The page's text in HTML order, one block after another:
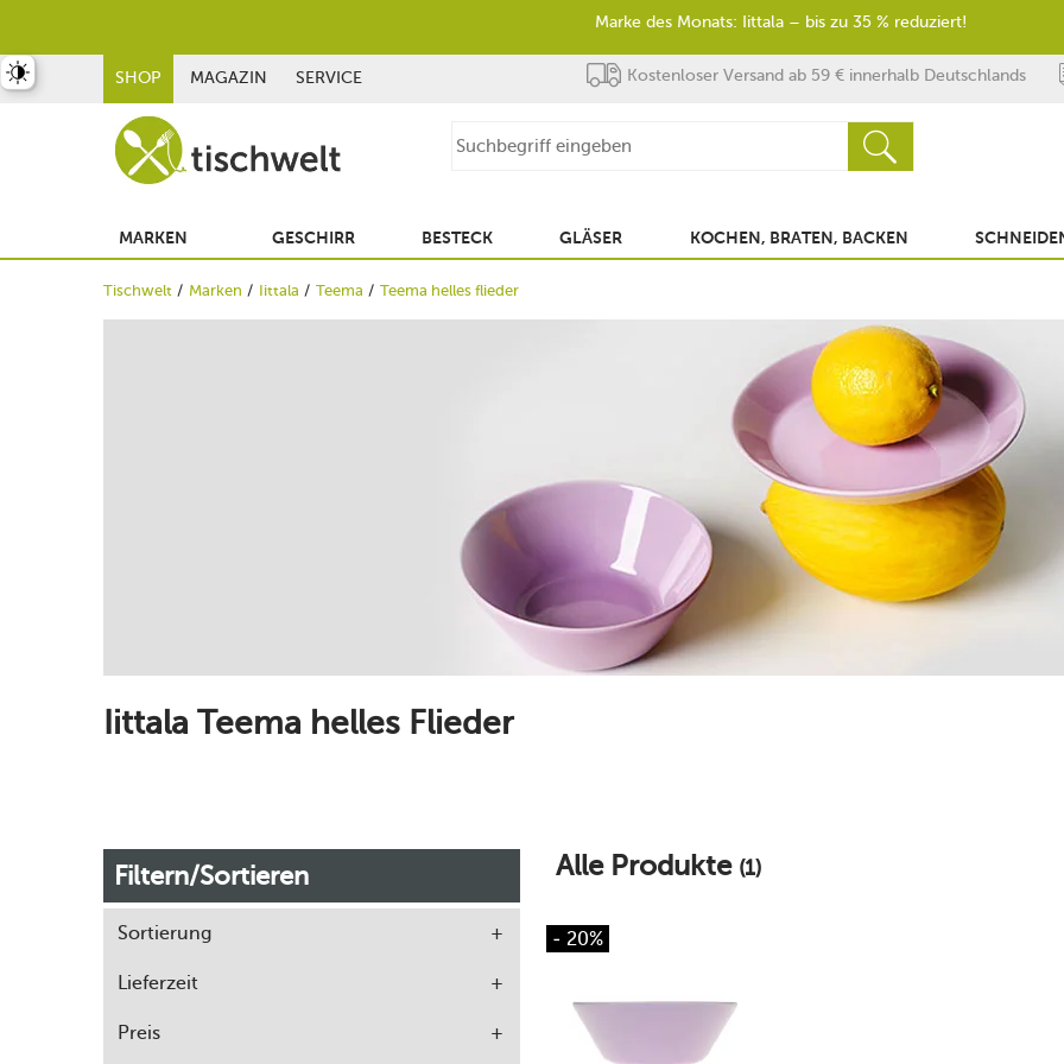
SHOP MAGAZIN SERVICE Kostenloser Versand ab 59 € innerhalb Deutschlands
MARKEN GESCHIRR BESTECK GLÄSER KOCHEN, BRATEN, BACKEN
Tischwelt Marken Iittala Teema Teema helles flieder
Iittala Teema helles Flieder
Filtern/Sortieren
Sortierung
Lieferzeit
Preis
Alle Produkte (1)
- 20%
umschalten
Marke des Monats: Iittala – bis zu 35 % reduziert!